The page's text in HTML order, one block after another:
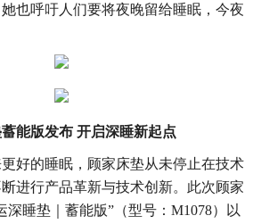
也呼吁人们要将夜晚留给睡眠，今夜
能版发布 开启深睡新起点
好的睡眠，顾家床垫从未停止在技术
断进行产品革新与技术创新。此次顾家
深睡垫｜蓄能版”（型号：M1078）以